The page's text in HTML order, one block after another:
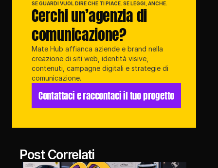
SE GUARDI VUOL DIRE CHE TI PIACE. SE LEGGI, ANCHE.
Cerchi un’agenzia di
comunicazione?
Mate Hub affianca aziende e brand nella
creazione di siti web, identità visive,
contenuti, campagne digitali e strategie di
comunicazione.
Contattaci e raccontaci il tuo progetto
Post Correlati